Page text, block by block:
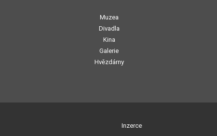
Muzea
Divadla
Kina
Galerie
Hvězdárny
Inzerce